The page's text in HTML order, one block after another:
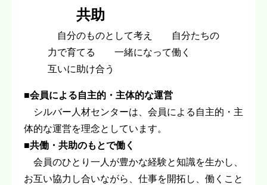
共助
自分のものとして考え 自分たちの
力で育てる 一緒になって働く
互いに助け合う
■会員による自主的・主体的な運営
シルバー人材センターは、会員による自主的・主
体的な運営を理念としています。
■共働・共助のもとで働く
会員のひとり一人が豊かな経験と知識を生かし、
お互い協力し合いながら、仕事を開拓し、働くこと